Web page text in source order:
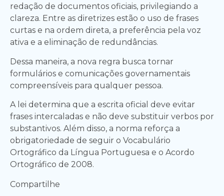
redação de documentos oficiais, privilegiando a
clareza. Entre as diretrizes estão o uso de frases
curtas e na ordem direta, a preferência pela voz
ativa e a eliminação de redundâncias.
Dessa maneira, a nova regra busca tornar
formulários e comunicações governamentais
compreensíveis para qualquer pessoa.
A lei determina que a escrita oficial deve evitar
frases intercaladas e não deve substituir verbos por
substantivos. Além disso, a norma reforça a
obrigatoriedade de seguir o Vocabulário
Ortográfico da Língua Portuguesa e o Acordo
Ortográfico de 2008.
Compartilhe